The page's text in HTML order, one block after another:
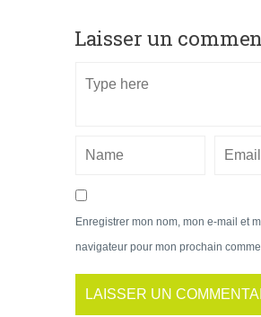
Laisser un
Enregistrer mon nom, mon e-mail et
navigateur pour mon prochain